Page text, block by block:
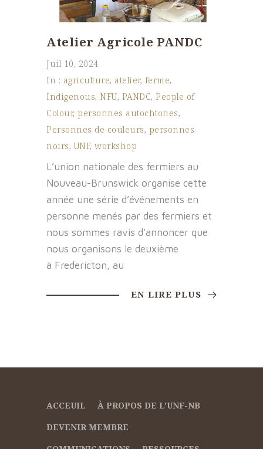
Atelier Agricole PANDC
Juil 10, 2024
In : agriculture, atelier, ferme,
Indigenous, NFU, PANDC, People of
Colour, personnes autochtones,
Personnes de couleurs, personnes
noirs,UNF, workshop
L’union nationale des fermiers au
Nouveau-Brunswick organise cette
année une série d’événements en
personne menés par des fermiers et
nous sommes ravis d’annoncer que
nous organisons le deuxième
à Fredericton, au
EN LIRE PLUS
ACCEUIL
À PROPOS DE L’UNF-NB
DEVENIR MEMBRE